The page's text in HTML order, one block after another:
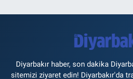
Diyarbakır haber, son dakika
sitemizi ziyaret edin! Diyarbakır'da